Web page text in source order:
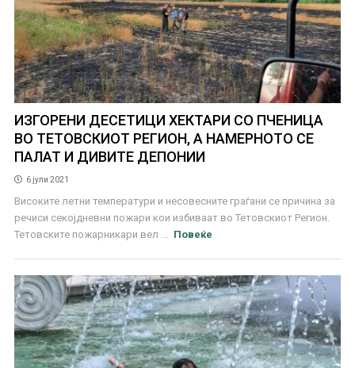
ИЗГОРЕНИ ДЕСЕТИЦИ ХЕКТАРИ СО ПЧЕНИЦА
ВО ТЕТОВСКИОТ РЕГИОН, А НАМЕРНОТО СЕ
ПАЛАТ И ДИВИТЕ ДЕПОНИИ
6 јули 2021
Високите летни температури и несовесните граѓани се причина за
речиси секојдневни пожари кои избиваат во Тетовскиот Регион.
Тетовските пожарникари вел ...
Повеќе